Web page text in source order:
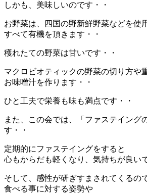
しかも、美味しいのです・・
お野菜は、四国の野新鮮野菜などを使
すべて有機を頂きます・・
穫れたての野菜は甘いです・・
マクロビオティックの野菜の切り方や
お味噌汁を作ります・・
ひと工夫で栄養も味も満点です・・
また、この会では、「ファステイング
す・・
定期的にファステイングをすると
心もからだも軽くなり、気持ちが良い
そして、感性が研ぎすまされてくるの
食べる事に対する姿勢や